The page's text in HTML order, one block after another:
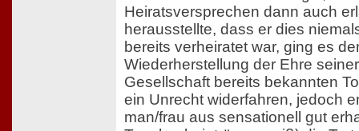
Heiratsversprechen dann auch
herausstellte, dass er dies
bereits verheiratet war, ging es
Wiederherstellung der Ehre
Gesellschaft bereits bekannten
ein Unrecht widerfahren, jedoch
man/frau aus sensationell gut